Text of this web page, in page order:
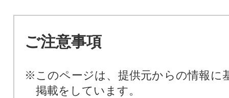
ご注意事項
※このページは、提供元からの情報に
掲載をしています。